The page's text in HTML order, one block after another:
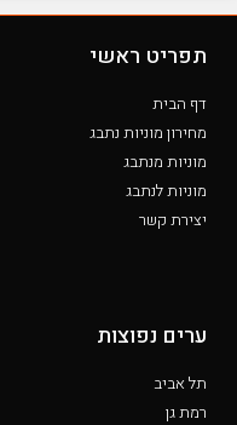
תפריט ראשי
דף הבית
מחירון מוניות נתבג
מוניות מנתבג
מוניות לנתבג
יצירת קשר
ערים נפוצות
תל אביב
רמת גן